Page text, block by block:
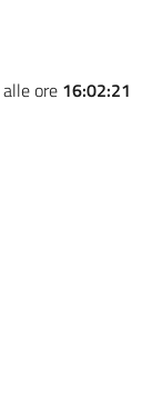
alle ore 16:02:21